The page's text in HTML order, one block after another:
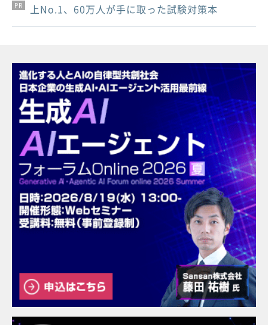
PR
PR
PR
上No.1、60万人が手に取った試験対策本